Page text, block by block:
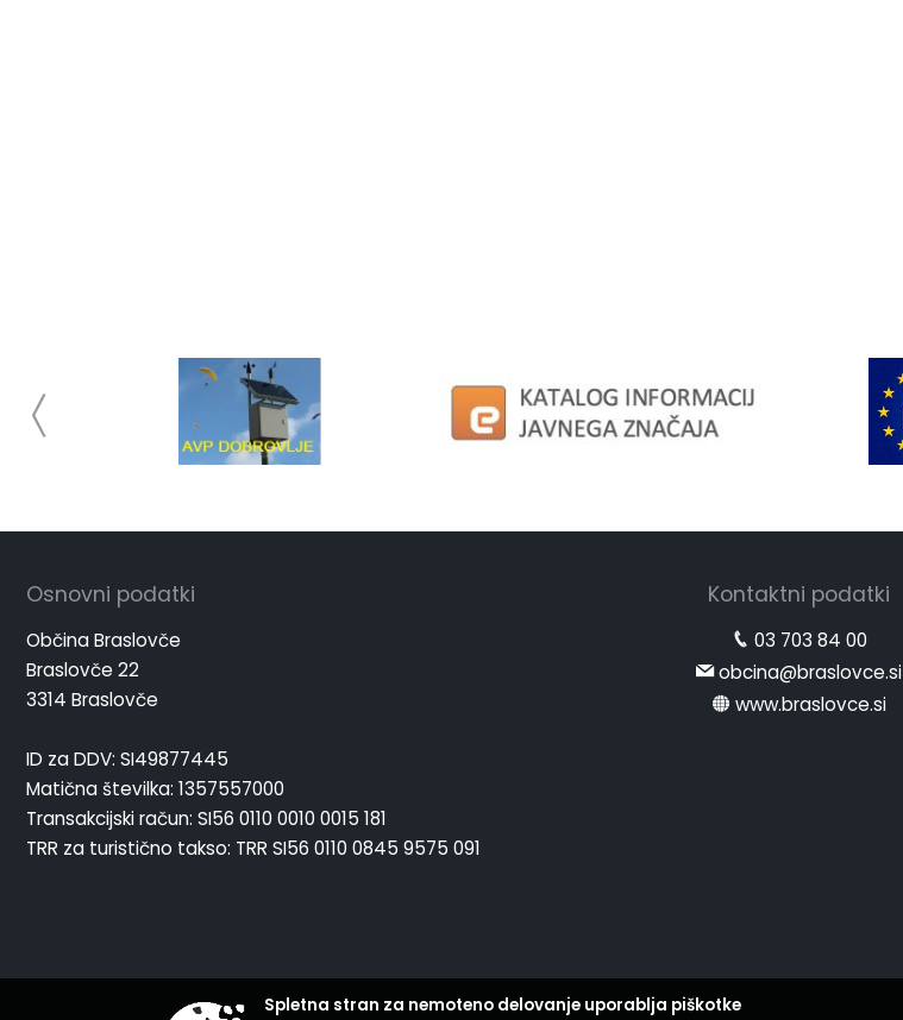
Osnovni podatki
Občina Braslovče
Braslovče 22
3314 Braslovče
ID za DDV: SI49877445
Matična številka: 1357557000
Transakcijski račun: SI56 0110 0010 0015 181
TRR za turistično takso: TRR SI56 0110 0845 9575 091
Kontaktni podatki
03 703 84 00
obcina@braslovce.si
www.braslovce.si
Spletna stran za nemoteno delovanje uporablja piškotke